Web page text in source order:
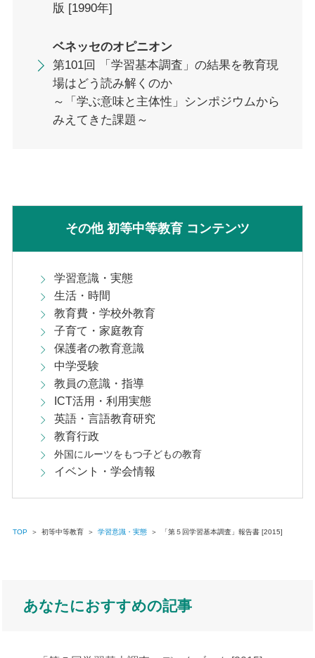
版 [1990年]
ベネッセのオピニオン
第101回 「学習基本調査」の結果を教育現
場はどう読み解くのか
～「学ぶ意味と主体性」シンポジウムから
みえてきた課題～
その他 初等中等教育 コンテンツ
学習意識・実態
生活・時間
教育費・学校外教育
子育て・家庭教育
保護者の教育意識
中学受験
教員の意識・指導
ICT活用・利用実態
英語・言語教育研究
教育行政
外国にルーツをもつ子どもの教育
イベント・学会情報
TOP ＞ 初等中等教育 ＞ 学習意識・実態 ＞ 「第５回学習基本調査」報告書 [2015]
あなたにおすすめの記事